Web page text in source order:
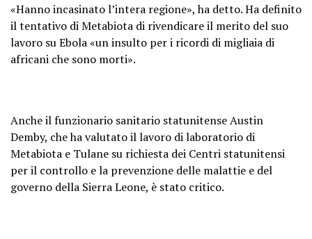
«Hanno incasinato l’intera regione», ha detto. Ha definito
il tentativo di Metabiota di rivendicare il merito del suo
lavoro su Ebola «un insulto per i ricordi di migliaia di
africani che sono morti».
Anche il funzionario sanitario statunitense Austin
Demby, che ha valutato il lavoro di laboratorio di
Metabiota e Tulane su richiesta dei Centri statunitensi
per il controllo e la prevenzione delle malattie e del
governo della Sierra Leone, è stato critico.